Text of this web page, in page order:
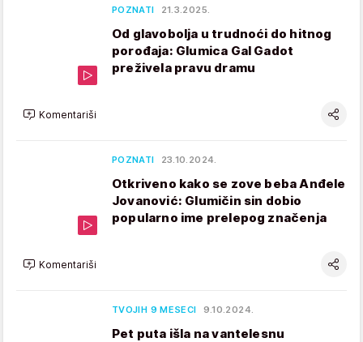
POZNATI 21.3.2025.
Od glavobolja u trudnoći do hitnog
porođaja: Glumica Gal Gadot
preživela pravu dramu
Komentariši
POZNATI 23.10.2024.
Otkriveno kako se zove beba Anđele
Jovanović: Glumičin sin dobio
popularno ime prelepog značenja
Komentariši
TVOJIH 9 MESECI 9.10.2024.
Pet puta išla na vantelesnu